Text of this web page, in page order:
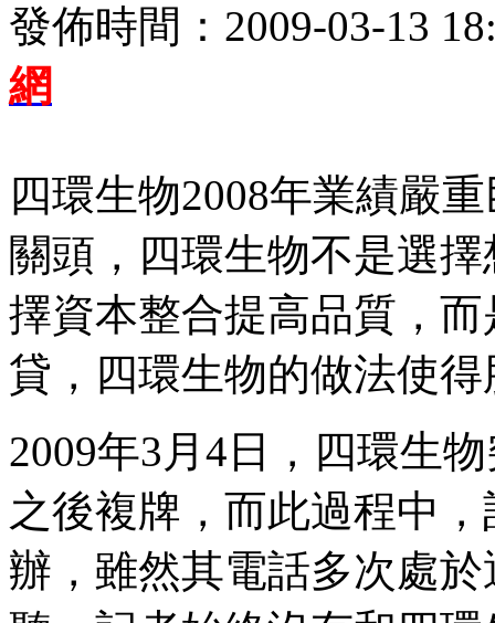
發佈時間：2009-03-13
網
四環生物2008年業績嚴
關頭，四環生物不是選
擇資本整合提高品質，
貸，四環生物的做法使
2009年3月4日，四環生
之後複牌，而此過程中
辦，雖然其電話多次處